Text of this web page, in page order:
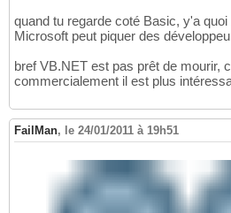
quand tu regarde coté Basic, y'a
Microsoft peut piquer des
bref VB.NET est pas prêt de mourir,
commercialement il est plus
FailMan, le 24/01/2011 à 19h51